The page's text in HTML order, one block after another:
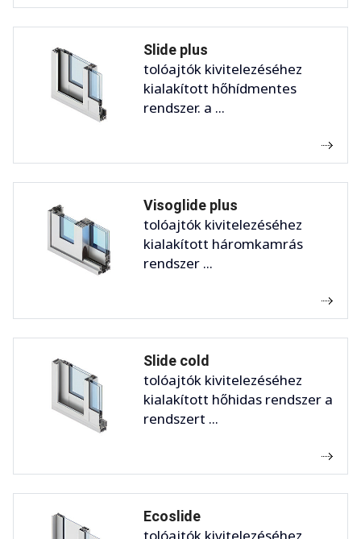
Slide plus
tolóajtók kivitelezéséhez
kialakított hőhídmentes
rendszer. a ...
Visoglide plus
tolóajtók kivitelezéséhez
kialakított háromkamrás
rendszer ...
Slide cold
tolóajtók kivitelezéséhez
kialakított hőhidas rendszer a
rendszert ...
Ecoslide
tolóajtók kivitelezéséhez